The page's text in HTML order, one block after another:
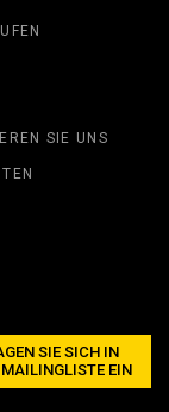
SIE UNS
SIE SICH IN
MAILINGLISTE EIN